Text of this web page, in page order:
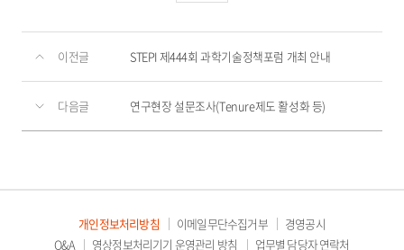
이전글 STEPI 제444회 과학기술정책포럼 개최 안내
다음글 연구현장 설문조사(Tenure제도 활성화 등)
개인정보처리방침 이메일무단수집거부
경영공시
Q&A
영상정보처리기기 운영관리 방침 업무별 담당자 연락처